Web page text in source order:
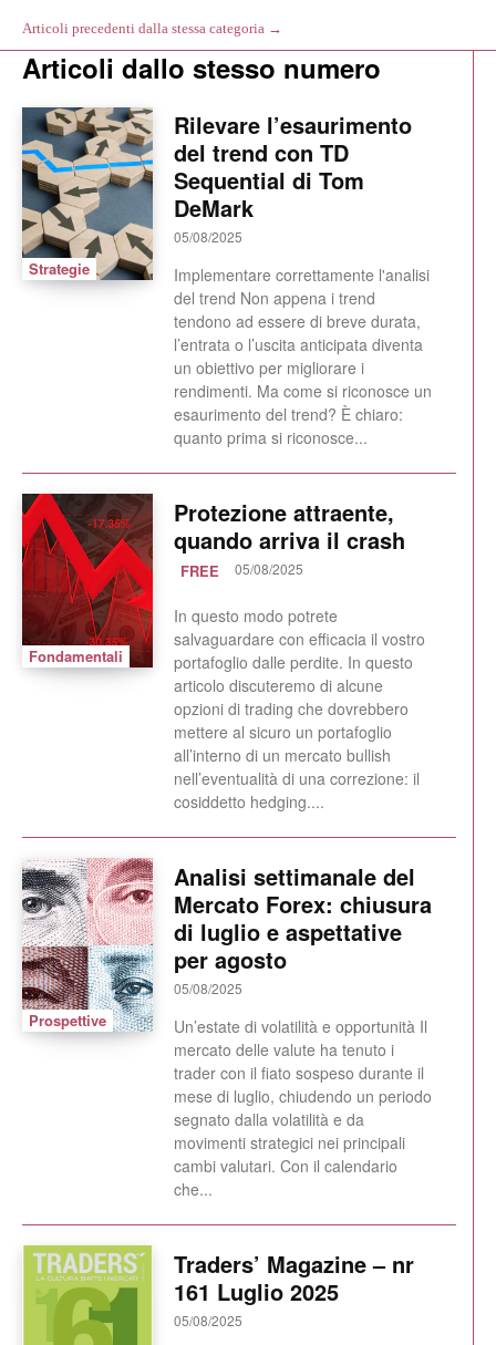
Articoli precedenti dalla stessa categoria →
Articoli dallo stesso numero
Strategie
Rilevare l’esaurimento
del trend con TD
Sequential di Tom
DeMark
05/08/2025
Implementare correttamente l'analisi
del trend Non appena i trend
tendono ad essere di breve durata,
l’entrata o l’uscita anticipata diventa
un obiettivo per migliorare i
rendimenti. Ma come si riconosce un
esaurimento del trend? È chiaro:
quanto prima si riconosce...
Fondamentali
Protezione attraente,
quando arriva il crash
FREE 05/08/2025
In questo modo potrete
salvaguardare con efficacia il vostro
portafoglio dalle perdite. In questo
articolo discuteremo di alcune
opzioni di trading che dovrebbero
mettere al sicuro un portafoglio
all’interno di un mercato bullish
nell’eventualità di una correzione: il
cosiddetto hedging....
Prospettive
Analisi settimanale del
Mercato Forex: chiusura
di luglio e aspettative
per agosto
05/08/2025
Un’estate di volatilità e opportunità Il
mercato delle valute ha tenuto i
trader con il fiato sospeso durante il
mese di luglio, chiudendo un periodo
segnato dalla volatilità e da
movimenti strategici nei principali
cambi valutari. Con il calendario
che...
Traders’ Magazine – nr
161 Luglio 2025
05/08/2025